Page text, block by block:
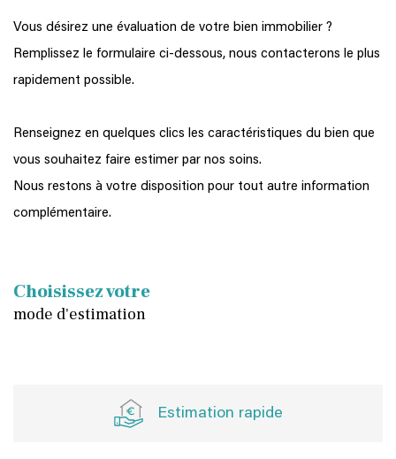
Vous désirez une évaluation de votre bien immobilier ?
Remplissez le formulaire ci-dessous, nous contacterons le plus
rapidement possible.
Renseignez en quelques clics les caractéristiques du bien que
vous souhaitez faire estimer par nos soins.
Nous restons à votre disposition pour tout autre information
complémentaire.
Choisissez votre
mode d'estimation
Estimation rapide